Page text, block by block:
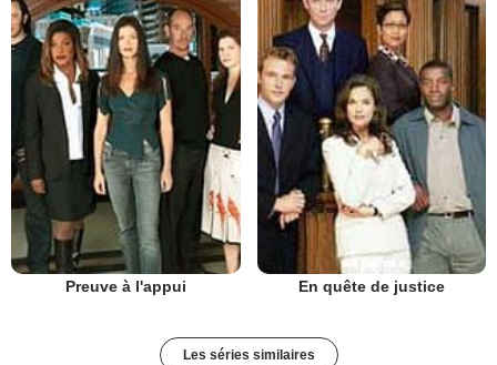
Preuve à l'appui En quête de justice
Les séries similaires